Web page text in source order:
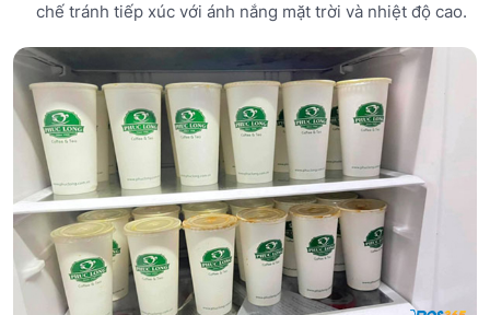
chế tránh tiếp xúc với ánh nắng mặt trời và nhiệt độ cao.